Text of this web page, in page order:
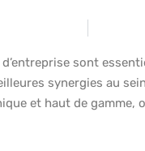
sont
synergies au
et haut de gamme,